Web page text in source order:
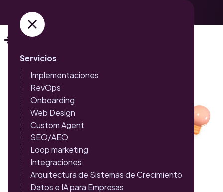
Servicios
Implementaciones
RevOps
Onboarding
Web Design
Custom Agent
SEO/AEO
Loop marketing
Integraciones
Arquitectura de Sistemas de Crecimiento
Datos e IA para Empresas